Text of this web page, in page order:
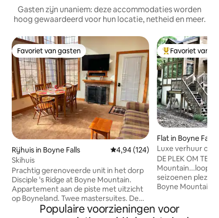
Gasten zijn unaniem: deze accommodaties worden
hoog gewaardeerd voor hun locatie, netheid en meer.
Favoriet van gasten
Favoriet van gasten
Rijhuis in Boyne Falls Gemiddelde beoordeling van
4,94 (124)
Skihuis
Prachtig gerenoveerde unit in het dorp
Disciple 's Ridge at Boyne Mountain.
Appartement aan de piste met uitzicht
op Boyneland. Twee mastersuites. De
eerste mastersuite heeft een kingsize
Topfavoriet van
Favoriet van
Flat in Boyne Falls
Luxe verhuur op
slaapkamers/4
DE PLEK OM TE
Mountain...loop
seizoenen
Boyne Mountain
huis met u. Ons 5
badkamer
Populaire voorzieningen voor